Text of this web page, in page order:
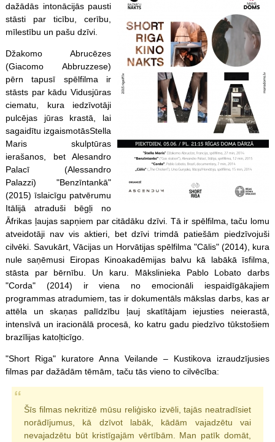
dažādās intonācijās pausti
stāsti par ticību, cerību,
mīlestību un pašu dzīvi.
Džakomo Abrucēzes
(Giacomo Abbruzzese)
pērn tapusī spēlfilma ir
stāsts par kādu Vidusjūras
ciematu, kura iedzīvotāji
pulcējas jūras krastā, lai
sagaidītu izgaismotāsStella
Maris skulptūras
ierašanos, bet Alesandro
Palacī (Alessandro
Palazzi) "Benzīntankā"
(2015) īslaicīgu patvērumu
Itālijā atraduši bēgļi no
Āfrikas ļaujas sapņiem par citādāku dzīvi. Tā ir spēlfilma, taču lomu
atveidotāji nav vis aktieri, bet dzīvi trimdā patiešām piedzīvojuši
cilvēki. Savukārt, Vācijas un Horvātijas spēlfilma "Cālis" (2014), kura
nule saņēmusi Eiropas Kinoakadēmijas balvu kā labākā īsfilma,
stāsta par bērnību. Un karu. Mākslinieka Pablo Lobato darbs
"Corda" (2014) ir viena no emocionāli iespaidīgākajiem
programmas atradumiem, tas ir dokumentāls mākslas darbs, kas ar
attēla un skaņas palīdzību ļauj skatītājam iejusties neierastā,
intensīvā un iracionālā procesā, ko katru gadu piedzīvo tūkstošiem
brazīlijas katoļticīgo.
"Short Riga" kuratore Anna Veilande – Kustikova izraudzījusies
filmas par dažādām tēmām, taču tās vieno to cilvēcība:
Šīs filmas nekritizē mūsu reliģisko izvēli, tajās neatradīsiet
norādījumus, kā dzīvot labāk, kādām vajadzētu vai
nevajadzētu būt kristīgajām vērtībām. Man patīk domāt,